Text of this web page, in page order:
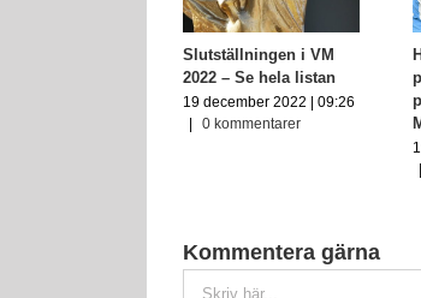
Slutställningen i VM
2022 – Se hela listan
19 december 2022 | 09:26
|
0 kommentarer
|
Kommentera gärna